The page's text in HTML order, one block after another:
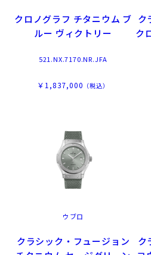
クロノグラフ チタニウム ブ
ルー ヴィクトリー
521.NX.7170.NR.JFA
￥1,837,000 （税込）
ク
ク
ウブロ
クラシック・フュージョン
ク